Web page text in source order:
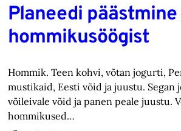
Planeedi
hommikusöögist
Hommik. Teen kohvi, võtan jogurti,
mustikaid, Eesti võid ja juustu.
võileivale võid ja panen peale juustu.
hommikused…